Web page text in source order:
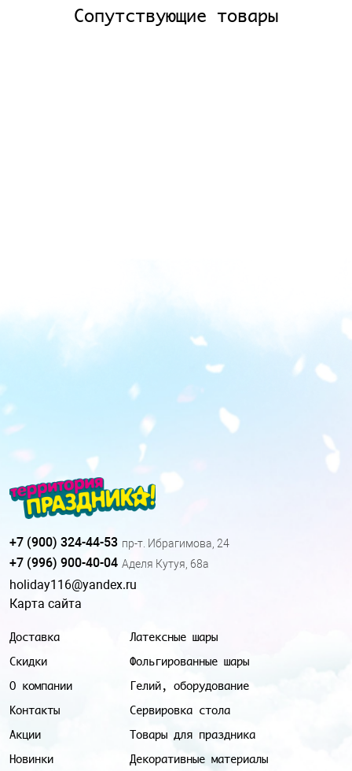
Сопутствующие товары
Доставка
Скидки
О компании
Контакты
Акции
Новинки
Латексные шары
Фольгированные шары
Гелий, оборудование
Сервировка стола
Товары для праздника
Декоративные материалы
+7 (900) 324-44-53 пр-т. Ибрагимова, 24
+7 (996) 900-40-04 Аделя Кутуя, 68а
holiday116@yandex.ru
Карта сайта